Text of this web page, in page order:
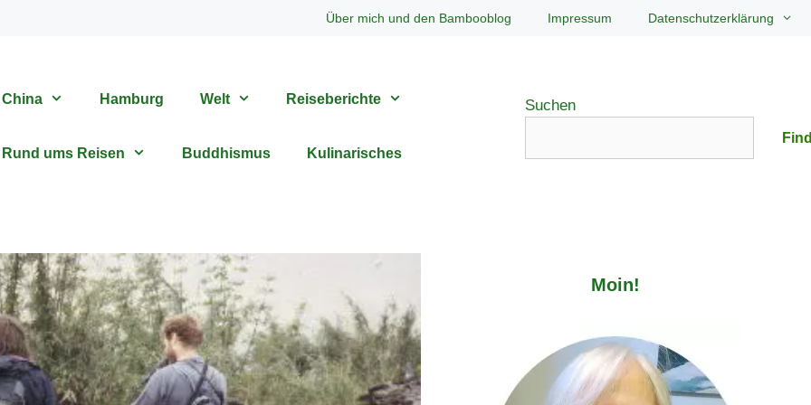
Über mich und den Bambooblog Impressum Datenschutzerklärung
China Hamburg Welt Reiseberichte
Rund ums Reisen Buddhismus Kulinarisches
Suchen
Moin!